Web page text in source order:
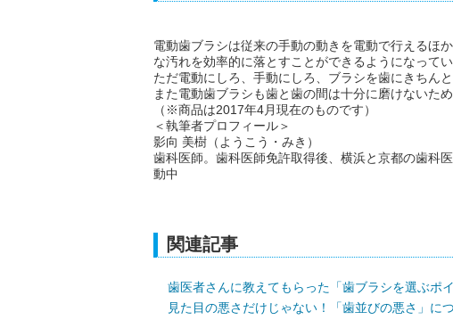
電動歯ブラシは従来の手動の動きを電動で行えるほ
な汚れを効率的に落とすことができるようになってい
ただ電動にしろ、手動にしろ、ブラシを歯にきちん
また電動歯ブラシも歯と歯の間は十分に磨けないた
（※商品は2017年4月現在のものです）
＜執筆者プロフィール＞
影向 美樹（ようこう・みき）
歯科医師。歯科医師免許取得後、横浜と京都の歯科
動中
関連記事
歯医者さんに教えてもらった「歯ブラシを選ぶポイ
見た目の悪さだけじゃない！「歯並びの悪さ」に